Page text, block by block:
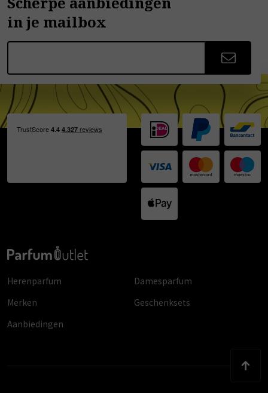
in je mailbox
Herenparfum
Damesparfum
Merken
Geschenksets
Aanbiedingen